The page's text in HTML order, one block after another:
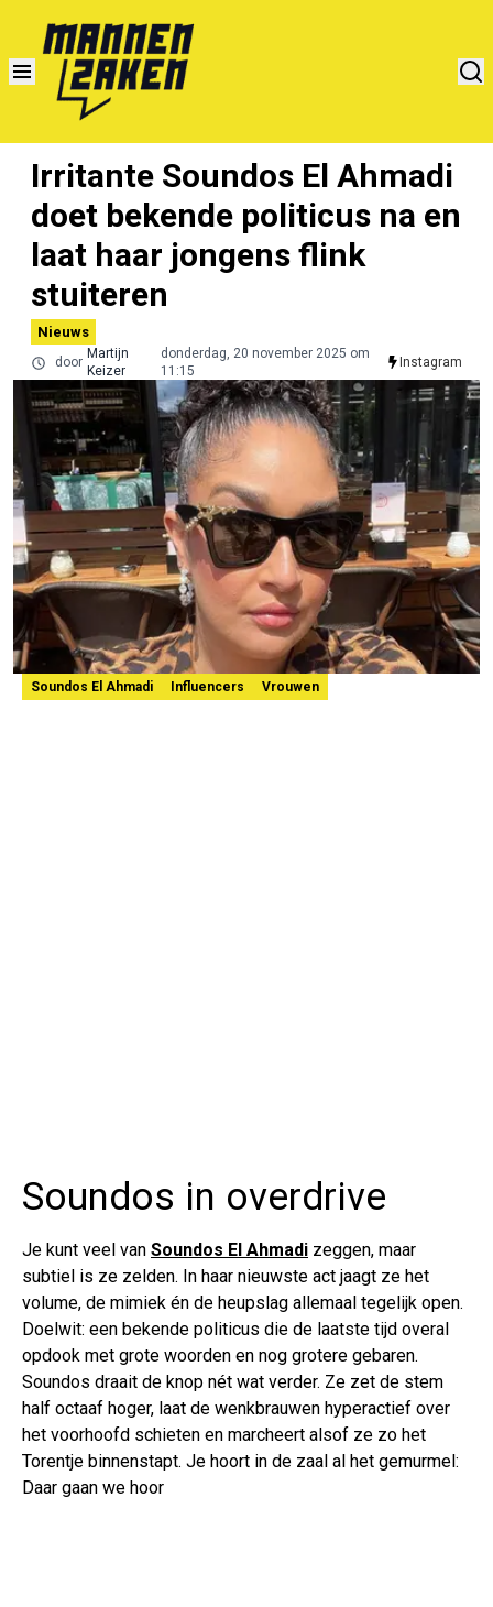
Irritante Soundos El Ahmadi
doet bekende politicus na en
laat haar jongens flink
stuiteren
Nieuws
door
Martijn
Keizer
donderdag, 20 november 2025 om
11:15
Instagram
Soundos El Ahmadi Influencers Vrouwen
Soundos in overdrive
Je kunt veel van Soundos El Ahmadi zeggen, maar
subtiel is ze zelden. In haar nieuwste act jaagt ze het
volume, de mimiek én de heupslag allemaal tegelijk open.
Doelwit: een bekende politicus die de laatste tijd overal
opdook met grote woorden en nog grotere gebaren.
Soundos draait de knop nét wat verder. Ze zet de stem
half octaaf hoger, laat de wenkbrauwen hyperactief over
het voorhoofd schieten en marcheert alsof ze zo het
Torentje binnenstapt. Je hoort in de zaal al het gemurmel:
Daar gaan we hoor